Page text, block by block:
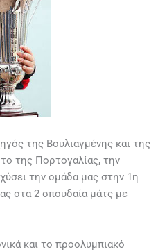
της Βουλιαγμένης και της
της Πορτογαλίας, την
την ομάδα μας στην 1η
στα 2 σπουδαία μάτς με
και το προολυμπιακό